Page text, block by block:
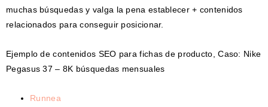
muchas búsquedas y valga la pena establecer + contenidos
relacionados para conseguir posicionar.
Ejemplo de contenidos SEO para fichas de producto, Caso: Nike
Pegasus 37 – 8K búsquedas mensuales
Runnea